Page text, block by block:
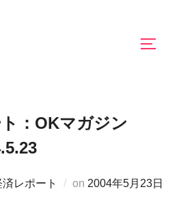
：OKマガジン
レポート on 投
2004年5月23日